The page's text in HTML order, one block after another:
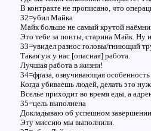
В контракте не прописано, что
32=убил Майка
Майк больше не самый крутой
Это тебе за понты, старина Майк. Ну
33=увидел разнос головы/гниющий
Такая уж у нас [опасная] работа.
Лучшая работа в жизни!
34=фраза, озвучивающая
Когда убиваешь людей, делать это
Вселье приходит во время еды, а
35=цель выполнена
Докладываю об успешном
Эту миссию мы выполнили.